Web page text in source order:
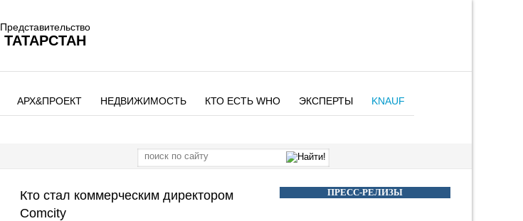
Представительство
ТАТАРСТАН
АРХ&ПРОЕКТ НЕДВИЖИМОСТЬ КТО ЕСТЬ WHO ЭКСПЕРТЫ KNAUF
Кто стал коммерческим директором
Comcity
ПРЕСС-РЕЛИЗЫ